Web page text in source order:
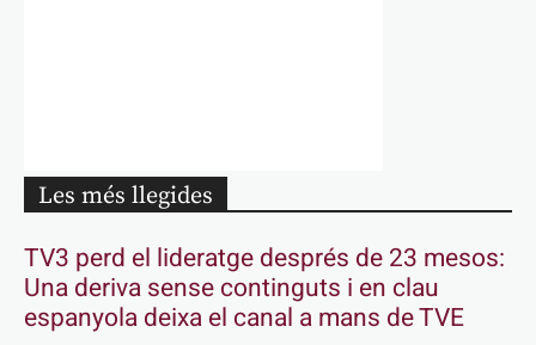
Les més llegides
TV3 perd el lideratge després de 23 mesos:
Una deriva sense continguts i en clau
espanyola deixa el canal a mans de TVE